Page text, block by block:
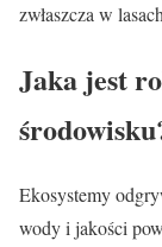
zwłaszcza w
Jaka jest
Ekosystemy
wody i jakości